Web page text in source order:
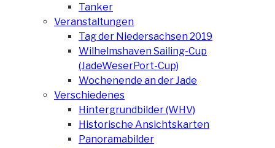
Tanker
Veranstaltungen
Tag der Niedersachsen 2019
Wilhelmshaven Sailing-Cup
(JadeWeserPort-Cup)
Wochenende an der Jade
Verschiedenes
Hintergrundbilder (WHV)
Historische Ansichtskarten
Panoramabilder